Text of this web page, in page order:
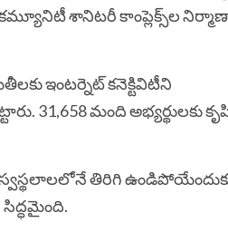
కమ్యూనిటీ శానిటరీ కాంప్లెక్స్‌ల
ఇంటర్నెట్ కనెక్టివిటీని
31,658 మంది అభ్యర్థులకు
తిరిగి